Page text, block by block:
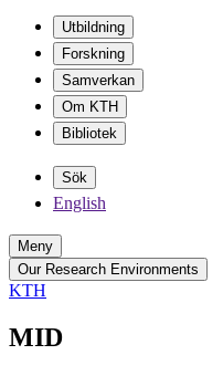
Utbildning
Forskning
Samverkan
Om KTH
Bibliotek
Sök
English
Meny
Our Research Environments
KTH
MID